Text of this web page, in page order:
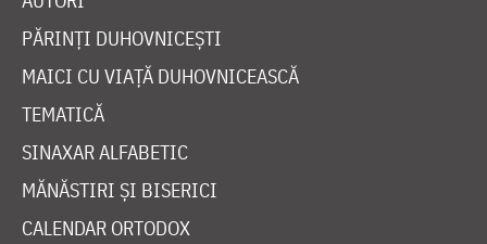
PĂRINȚI DUHOVNICEȘTI
MAICI CU VIAȚĂ DUHOVNICEASCĂ
TEMATICĂ
SINAXAR ALFABETIC
MĂNĂSTIRI ȘI BISERICI
CALENDAR ORTODOX